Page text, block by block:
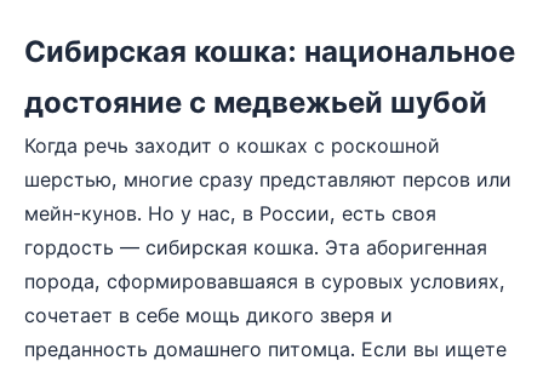
Сибирская кошка: национальное
достояние с медвежьей шубой
Когда речь заходит о кошках с роскошной
шерстью, многие сразу представляют персов или
мейн-кунов. Но у нас, в России, есть своя
гордость — сибирская кошка. Эта аборигенная
порода, сформировавшаяся в суровых условиях,
сочетает в себе мощь дикого зверя и
преданность домашнего питомца. Если вы ищете